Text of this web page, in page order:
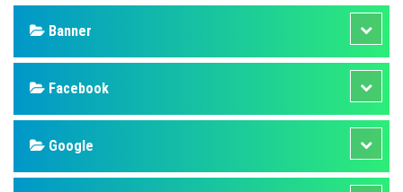
Banner
Facebook
Google